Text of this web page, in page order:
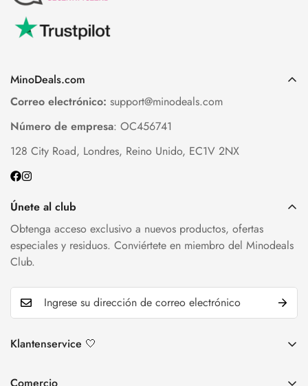
MinoDeals.com
Correo electrónico: support@minodeals.com
Número de empresa: OC456741
128 City Road, Londres, Reino Unido, EC1V 2NX
Klantenservice 🤍
Únete al club
Obtenga acceso exclusivo a nuevos productos, ofertas
especiales y residuos. Conviértete en miembro del Minodeals
Club.